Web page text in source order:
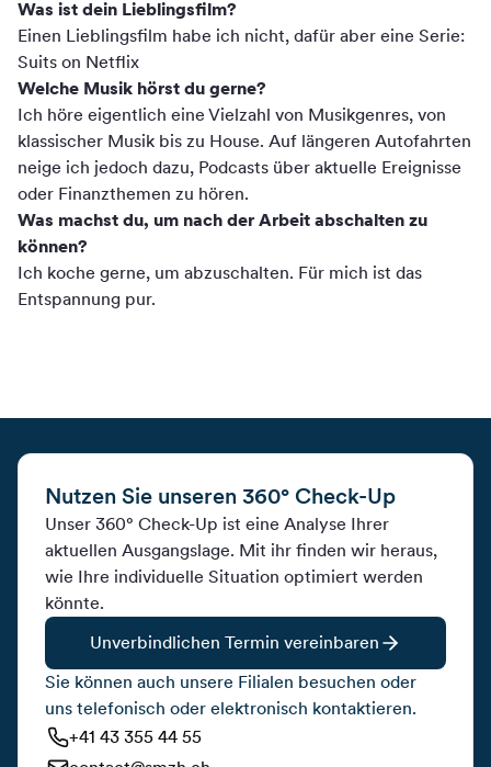
Was ist dein Lieblingsfilm?
Einen Lieblingsfilm habe ich nicht, dafür aber eine Serie:
Suits on Netflix
Welche Musik hörst du gerne?
Ich höre eigentlich eine Vielzahl von Musikgenres, von
klassischer Musik bis zu House. Auf längeren Autofahrten
neige ich jedoch dazu, Podcasts über aktuelle Ereignisse
oder Finanzthemen zu hören.
Was machst du, um nach der Arbeit abschalten zu
können?
Ich koche gerne, um abzuschalten. Für mich ist das
Entspannung pur.
Nutzen Sie unseren 360° Check-Up
Unser 360° Check-Up ist eine Analyse Ihrer
aktuellen Ausgangslage. Mit ihr finden wir heraus,
wie Ihre individuelle Situation optimiert werden
könnte.
Unverbindlichen Termin vereinbaren
Sie können auch unsere Filialen besuchen oder
uns telefonisch oder elektronisch kontaktieren.
+41 43 355 44 55